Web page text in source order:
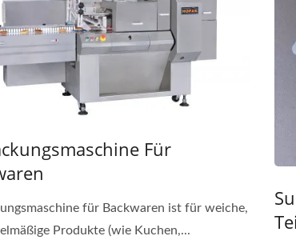
Für
für Backwaren ist für weiche,
Produkte (wie Kuchen,...